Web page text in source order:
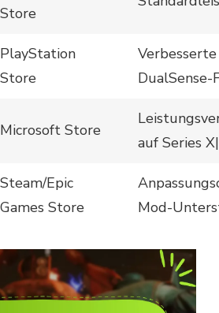
Store
PlayStation
Store
DualSense-
Microsoft Store
auf Series
Steam/Epic
Games Store
Mod-